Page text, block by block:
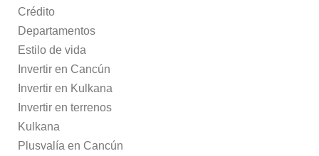
Crédito
Departamentos
Estilo de vida
Invertir en Cancún
Invertir en Kulkana
Invertir en terrenos
Kulkana
Plusvalía en Cancún